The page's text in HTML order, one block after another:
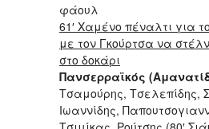
φάουλ
61′ Χαμένο πέναλτι για
με τον Γκούρτσα να
στο δοκάρι
Πανσερραϊκός
Τσαμούρης, Τσελεπίδης,
Ιωαννίδης,